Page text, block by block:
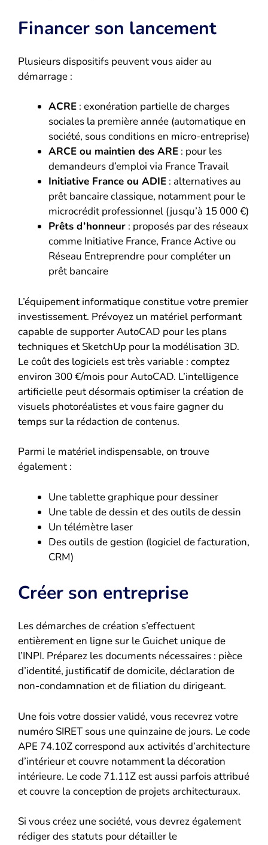
Financer son lancement
Plusieurs dispositifs peuvent vous aider au
démarrage :
ACRE : exonération partielle de charges
sociales la première année (automatique en
société, sous conditions en micro-entreprise)
ARCE ou maintien des ARE : pour les
demandeurs d’emploi via France Travail
Initiative France ou ADIE : alternatives au
prêt bancaire classique, notamment pour le
microcrédit professionnel (jusqu’à 15 000 €)
Prêts d’honneur : proposés par des réseaux
comme Initiative France, France Active ou
Réseau Entreprendre pour compléter un
prêt bancaire
L’équipement informatique constitue votre premier
investissement. Prévoyez un matériel performant
capable de supporter AutoCAD pour les plans
techniques et SketchUp pour la modélisation 3D.
Le coût des logiciels est très variable : comptez
environ 300 €/mois pour AutoCAD. L’intelligence
artificielle peut désormais optimiser la création de
visuels photoréalistes et vous faire gagner du
temps sur la rédaction de contenus.
Parmi le matériel indispensable, on trouve
également :
Une tablette graphique pour dessiner
Une table de dessin et des outils de dessin
Un télémètre laser
Des outils de gestion (logiciel de facturation,
CRM)
Créer son entreprise
Les démarches de création s’effectuent
entièrement en ligne sur le Guichet unique de
l’INPI. Préparez les documents nécessaires : pièce
d’identité, justificatif de domicile, déclaration de
non-condamnation et de filiation du dirigeant.
Une fois votre dossier validé, vous recevrez votre
numéro SIRET sous une quinzaine de jours. Le code
APE 74.10Z correspond aux activités d’architecture
d’intérieur et couvre notamment la décoration
intérieure. Le code 71.11Z est aussi parfois attribué
et couvre la conception de projets architecturaux.
Si vous créez une société, vous devrez également
rédiger des statuts pour détailler le